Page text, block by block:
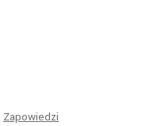
Zapowiedzi